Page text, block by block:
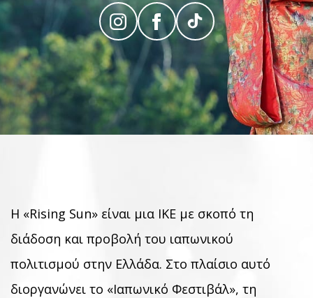
Η «Rising Sun» είναι μια ΙΚΕ με σκοπό τη
διάδοση και προβολή του ιαπωνικού
πολιτισμού στην Ελλάδα. Στο πλαίσιο αυτό
διοργανώνει το «Ιαπωνικό Φεστιβάλ», τη